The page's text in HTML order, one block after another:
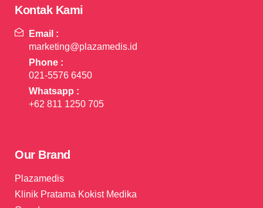
Kontak Kami
Email :
marketing@plazamedis.id
Phone :
021-5576 6450
Whatsapp :
+62 811 1250 705
Our Brand
Plazamedis
Klinik Pratama Kokist Medika